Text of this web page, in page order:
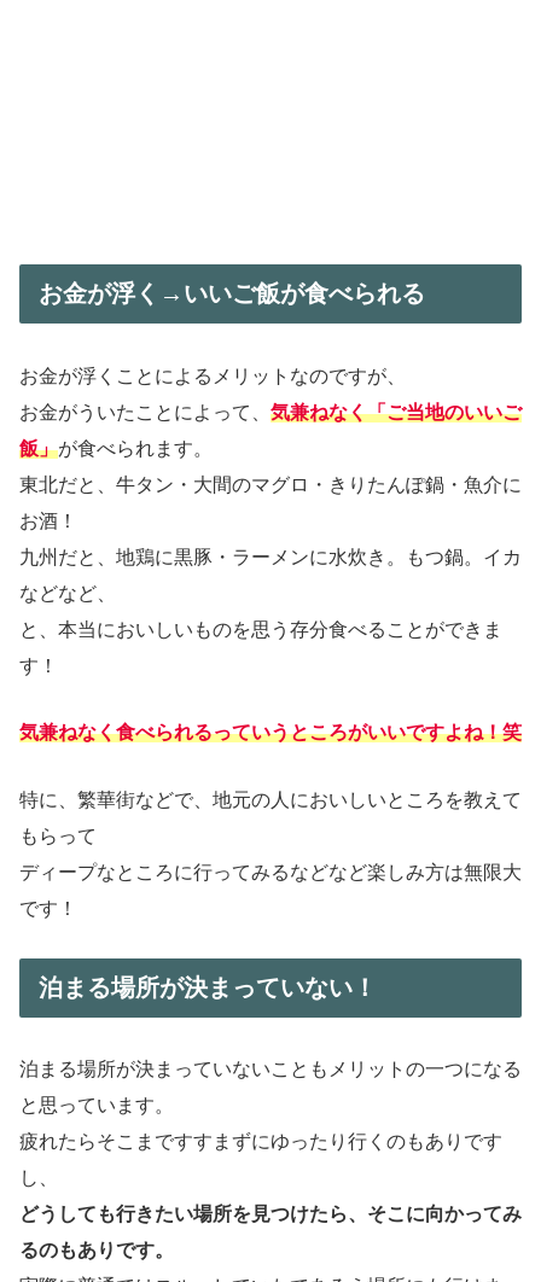
お金が浮く→いいご飯が食べられる
お金が浮くことによるメリットなのですが、
お金がういたことによって、 気兼ねなく「ご当地のいいご
飯」が食べられます。
東北だと、牛タン・大間のマグロ・きりたんぽ鍋・魚介に
お酒！
九州だと、地鶏に黒豚・ラーメンに水炊き。もつ鍋。イカ
などなど、
と、本当においしいものを思う存分食べることができま
す！
気兼ねなく食べられるっていうところがいいですよね！笑
特に、繁華街などで、地元の人においしいところを教えて
もらって
ディープなところに行ってみるなどなど楽しみ方は無限大
です！
泊まる場所が決まっていない！
泊まる場所が決まっていないこともメリットの一つになる
と思っています。
疲れたらそこまですすまずにゆったり行くのもありです
し、
どうしても行きたい場所を見つけたら、そこに向かってみ
るのもありです。